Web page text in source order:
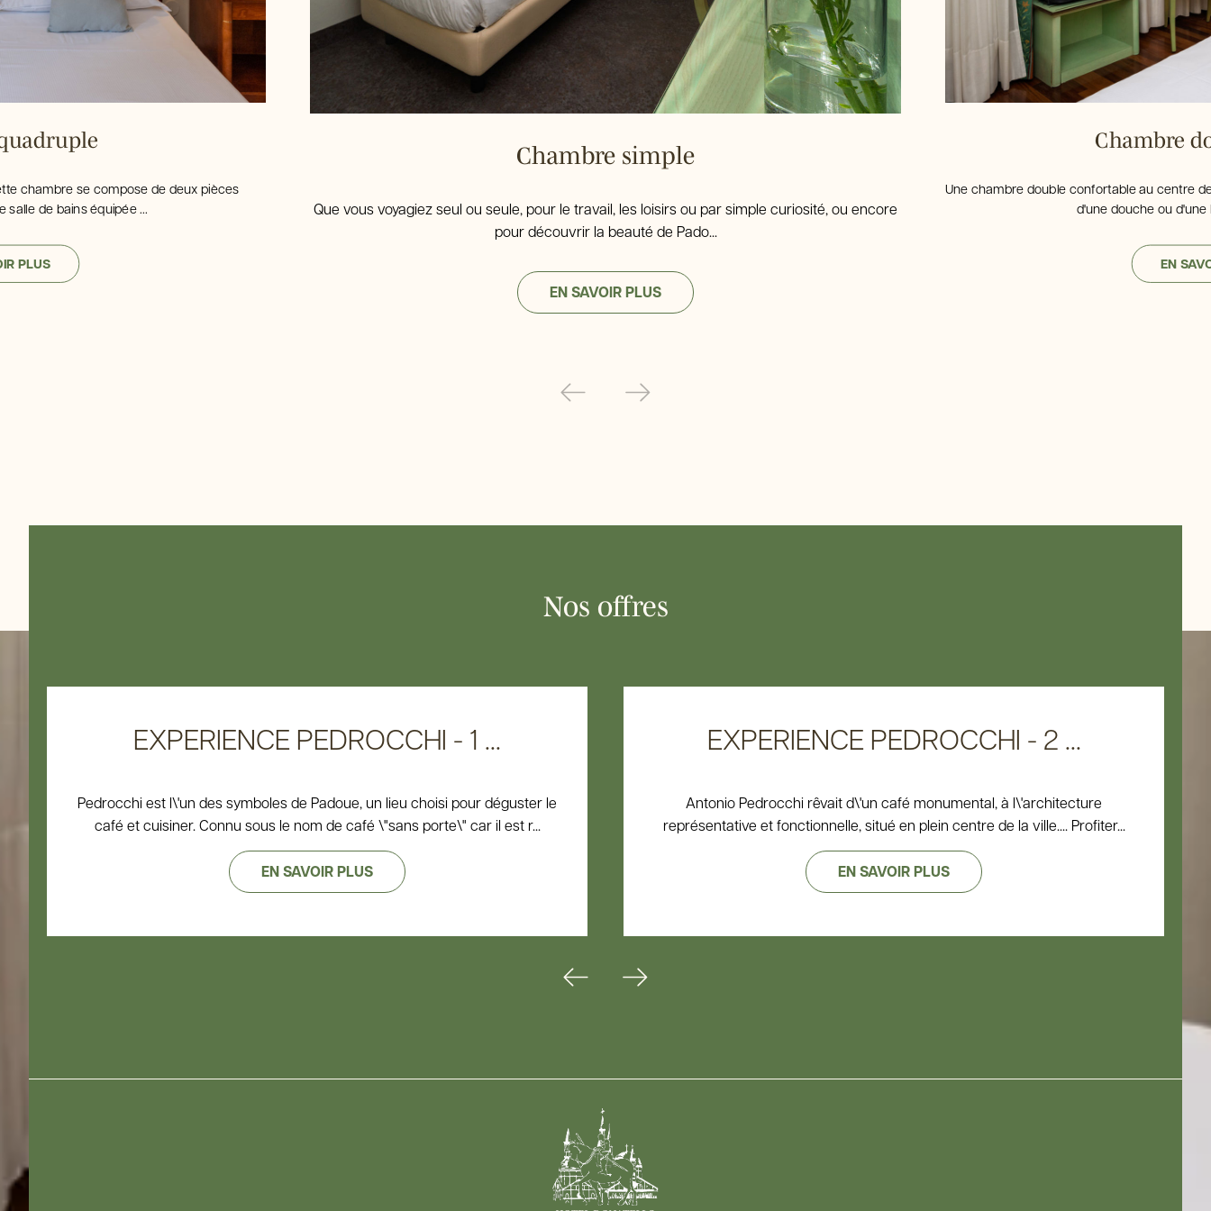
chambre se compose de deux pièces
de bains équipée ...
PLUS
Chambre simple
Que vous voyagiez seul ou seule, pour le travail, les loisirs ou par simple curiosité, ou encore
pour découvrir la beauté de Pado...
EN SAVOIR PLUS
Chambre
Une chambre double confortable au centre
d'une douche ou d'une
EN
Nos offres
EXPERIENCE PEDROCCHI - 1 ...
Pedrocchi est l\'un des symboles de Padoue, un lieu choisi pour déguster le
café et cuisiner. Connu sous le nom de café \"sans porte\" car il est r...
EN SAVOIR PLUS
EXPERIENCE PEDROCCHI - 2 ...
Antonio Pedrocchi rêvait d\'un café monumental, à l\'architecture
représentative et fonctionnelle, situé en plein centre de la ville.... Profiter...
EN SAVOIR PLUS